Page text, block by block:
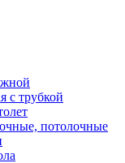
с трубкой
потолочные